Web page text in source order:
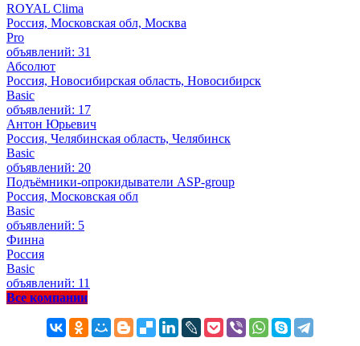
ROYAL Clima
Россия, Московская обл, Москва
Pro
объявлений: 31
Абсолют
Россия, Новосибирская область, Новосибирск
Basic
объявлений: 17
Антон Юрьевич
Россия, Челябинская область, Челябинск
Basic
объявлений: 20
Подъёмники-опрокидыватели ASP-group
Россия, Московская обл
Basic
объявлений: 5
Финна
Россия
Basic
объявлений: 11
Все компании